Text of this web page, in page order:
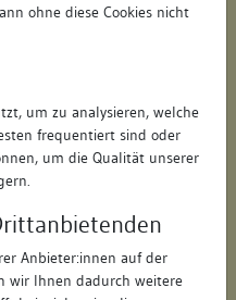
ohne diese Cookies nicht
um zu analysieren, welche
frequentiert sind oder
um die Qualität unserer
Anbieter:innen auf der
wir Ihnen dadurch weitere
Als PDF herunterladen:
Vorstadt
73
74354
Besigheim